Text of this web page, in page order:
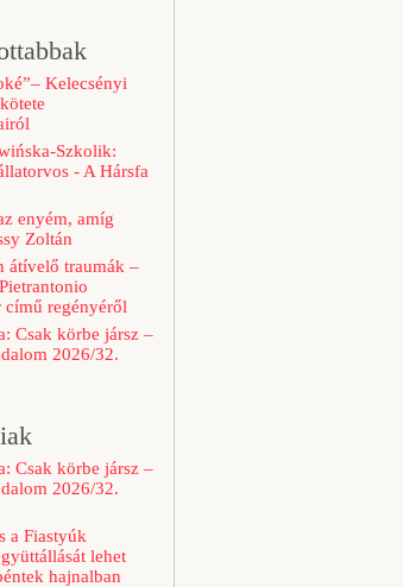
Kelecsényi
Szkolik:
- A Hársfa
enyém, amíg
Zoltán
átívelő traumák –
regényéről
Csak körbe jársz –
2026/32.
Csak körbe jársz –
2026/32.
a Fiastyúk
lehet
hajnalban